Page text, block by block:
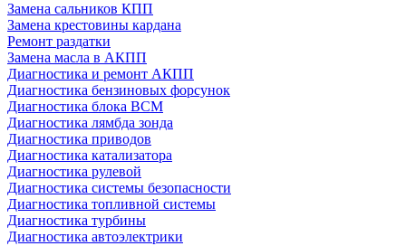
Замена сальников КПП
Замена крестовины кардана
Ремонт раздатки
Замена масла в АКПП
Диагностика и ремонт АКПП
Диагностика бензиновых форсунок
Диагностика блока BCM
Диагностика лямбда зонда
Диагностика приводов
Диагностика катализатора
Диагностика рулевой
Диагностика системы безопасности
Диагностика топливной системы
Диагностика турбины
Диагностика автоэлектрики